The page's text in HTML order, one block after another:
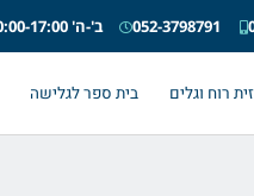
052-3798791 ב'-ה' 10:00-17:00 ו'- 09:00-14:00
רוח וגלים בית ספר לגלישה